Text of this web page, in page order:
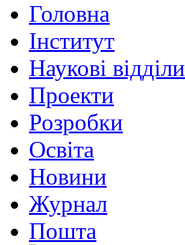
Головна
Інститут
Наукові відділи
Проекти
Розробки
Освіта
Новини
Журнал
Пошта